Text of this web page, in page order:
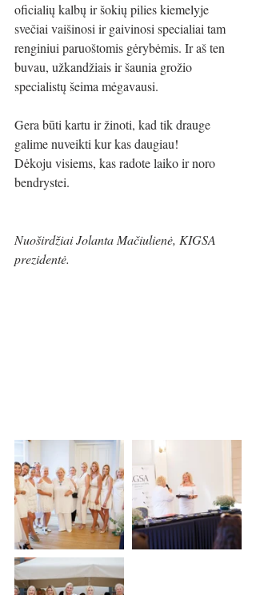
oficialių kalbų ir šokių pilies kiemelyje
svečiai vaišinosi ir gaivinosi specialiai tam
renginiui paruoštomis gėrybėmis. Ir aš ten
buvau, užkandžiais ir šaunia grožio
specialistų šeima mėgavausi.
Gera būti kartu ir žinoti, kad tik drauge
galime nuveikti kur kas daugiau!
Dėkoju visiems, kas radote laiko ir noro
bendrystei.
Nuoširdžiai Jolanta Mačiulienė, KIGSA
prezidentė.